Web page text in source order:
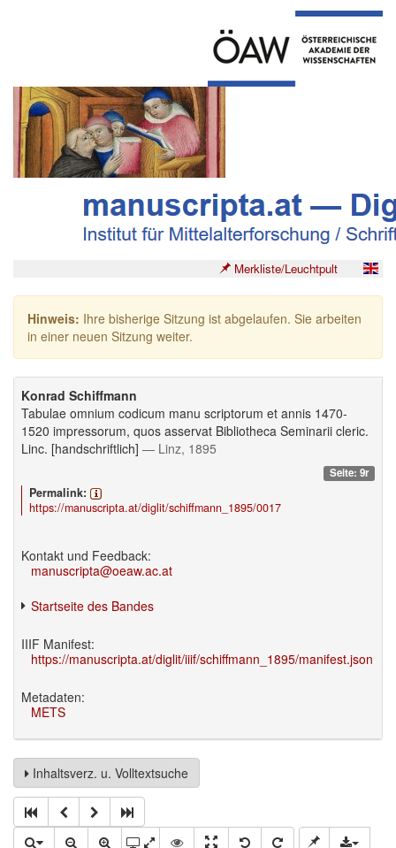
Merkliste/Leuchtpult
Hinweis: Ihre bisherige Sitzung ist abgelaufen. Sie arbeiten
in einer neuen Sitzung weiter.
Konrad Schiffmann
Tabulae omnium codicum manu scriptorum et annis 1470-
1520 impressorum, quos asservat Bibliotheca Seminarii cleric.
Linc. [handschriftlich] — Linz, 1895
Seite: 9r
Permalink:
https://manuscripta.at/diglit/schiffmann_1895/0017
Kontakt und Feedback:
manuscripta@oeaw.ac.at
Startseite des Bandes
IIIF Manifest:
https://manuscripta.at/diglit/iiif/schiffmann_1895/manifest.json
Metadaten:
METS
Inhaltsverz. u. Volltextsuche